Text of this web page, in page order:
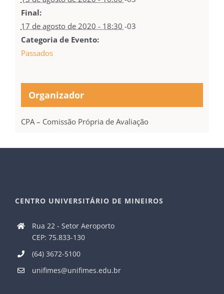
Final:
17 de agosto de 2020 - 18:30 -03
Categoria de Evento:
Passados
Organizador
CPA – Comissão Própria de Avaliação
CENTRO UNIVERSITÁRIO DE MINEIROS
Rua 22 - Setor Aeroporto
CEP: 75.833-130
(64) 3672-5100
unifimes@unifimes.edu.br